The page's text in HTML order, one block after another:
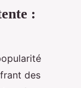
:
des